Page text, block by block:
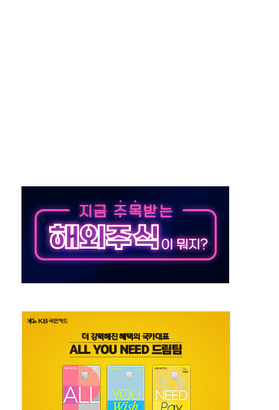
공격… 시민들 공포감 극대화 전략
대 中과 비교해야"
'의 대민 봉사
화...외국인 노동자 숨져
최소화 '총력 대응'